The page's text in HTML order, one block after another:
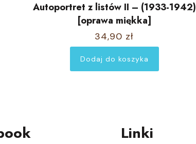
Autoportret z listów II – (1933-1942)
[oprawa miękka]
34,90 zł
Dodaj do koszyka
Linki